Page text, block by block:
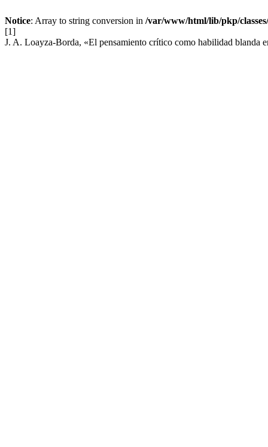
Notice: Array to string conversion in /var/www/html/lib/pkp/
[1]
J. A. Loayza-Borda, «El pensamiento crítico como habilidad blanda